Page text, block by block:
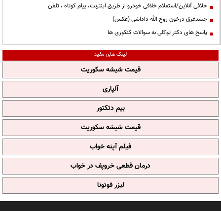
خلافی آنلاین/استعلام خلافی خودرو از طریق اینترنت، پیام کوتاه ، تلفن
جسدغرق درخون روح الله داداشی (عکس)
پاسخ های دکتر توکلی به سوالات کنکوری ها
لینک های مفید
قیمت شیشه سکوریت
آلپاری
بیم دتکتور
قیمت شیشه سکوریت
فیلم آپنه خواب
درمان قطعی خروپف در خواب
لیزر فوتونا